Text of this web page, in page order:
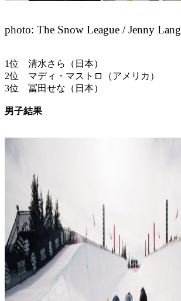
photo: The Snow League / Jenny Lang
1位 清水さら（日本）
2位 マディ・マストロ（アメリカ）
3位 冨田せな（日本）
男子結果